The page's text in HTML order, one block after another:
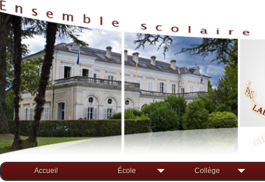
Accueil École Collège